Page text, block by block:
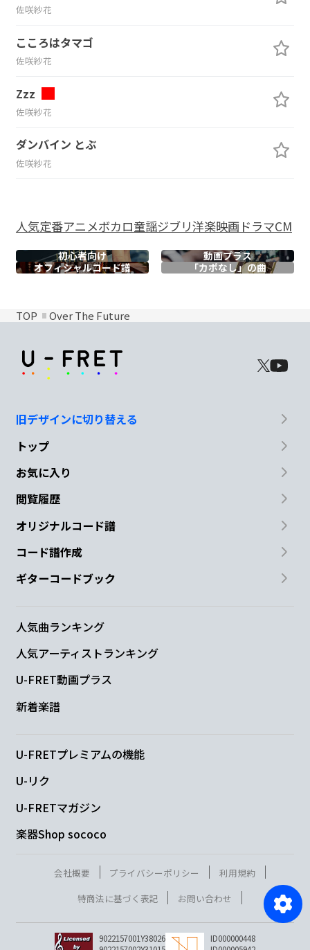
佐咲紗花
こころはタマゴ
佐咲紗花
Zzz
佐咲紗花
ダンバイン とぶ
佐咲紗花
人気定番アニメボカロ童謡ジブリ洋楽映画ドラマCM
初心者向け
動画プラス
オフィシャルコード譜 「カポなし」の曲
TOP Over The Future
旧デザインに切り替える
トップ
お気に入り
閲覧履歴
オリジナルコード譜
コード譜作成
ギターコードブック
人気曲ランキング
人気アーティストランキング
U-FRET動画プラス
新着楽譜
U-FRETプレミアムの機能
U-リク
U-FRETマガジン
楽器Shop sococo
会社概要 プライバシーポリシー
利用規約
特商法に基づく表記
お問い合わせ
9022157001Y38026
ID000000448